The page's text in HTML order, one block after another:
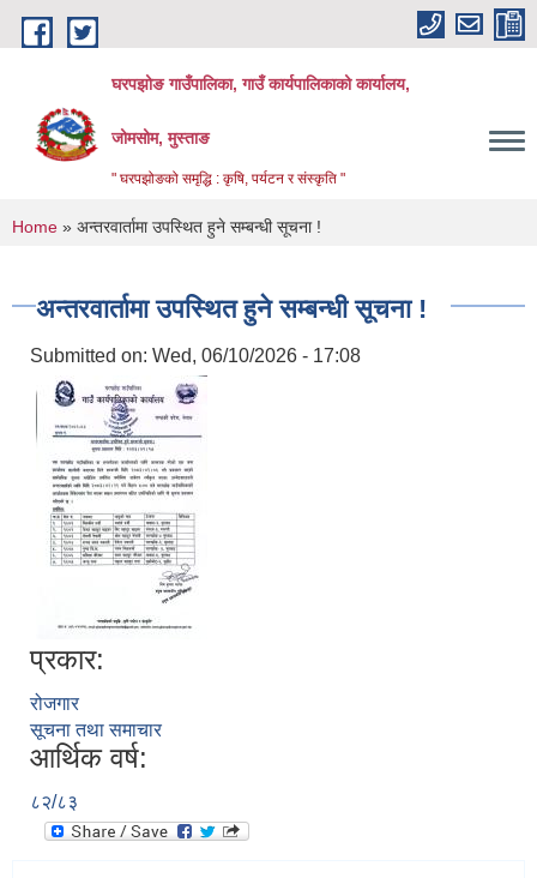
Skip to main content
घरपझोङ गाउँपालिका, गाउँ कार्यपालिकाको कार्यालय,
जोमसोम, मुस्ताङ
" घरपझोङको समृद्धि : कृषि, पर्यटन र संस्कृति "
You are here
Home » अन्तरवार्तामा उपस्थित हुने सम्बन्धी सूचना !
अन्तरवार्तामा उपस्थित हुने सम्बन्धी सूचना !
Submitted on: Wed, 06/10/2026 - 17:08
प्रकार:
रोजगार
सूचना तथा समाचार
आर्थिक वर्ष:
८२/८३